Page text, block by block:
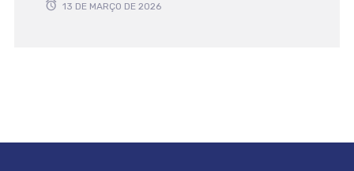
13 DE MARÇO DE 2026